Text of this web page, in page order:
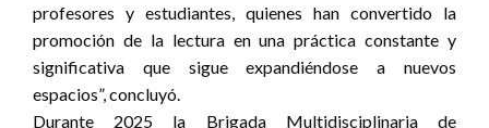
profesores y estudiantes, quienes han convertido la
promoción de la lectura en una práctica constante y
significativa que sigue expandiéndose a nuevos
espacios”, concluyó.
Durante 2025 la Brigada Multidisciplinaria de